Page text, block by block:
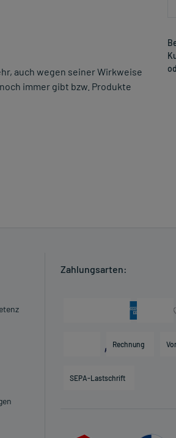
auch wegen seiner Wirkweise
immer gibt bzw. Produkte
Zahlungsarten:
Rechnung
SEPA-Lastschrift